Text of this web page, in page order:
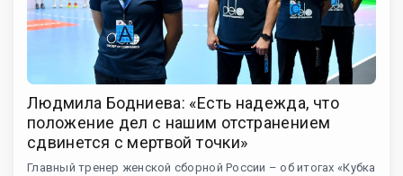
Людмила Бодниева: «Есть надежда, что
положение дел с нашим отстранением
сдвинется с мертвой точки»
Главный тренер женской сборной России – об итогах «Кубка